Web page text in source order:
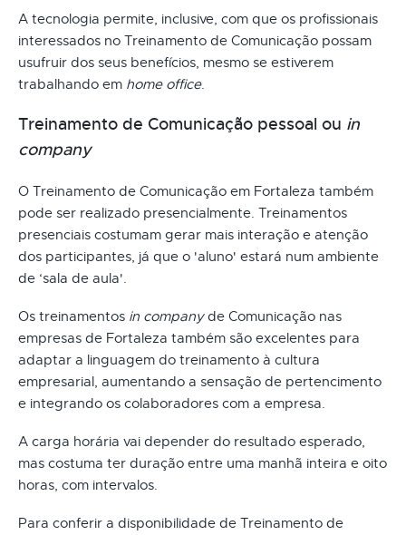
A tecnologia permite, inclusive, com que os profissionais
interessados no Treinamento de Comunicação possam
usufruir dos seus benefícios, mesmo se estiverem
trabalhando em home office.
Treinamento de Comunicação pessoal ou in
company
O Treinamento de Comunicação em Fortaleza também
pode ser realizado presencialmente. Treinamentos
presenciais costumam gerar mais interação e atenção
dos participantes, já que o 'aluno' estará num ambiente
de ‘sala de aula'.
Os treinamentos in companyde Comunicação nas
empresas de Fortaleza também são excelentes para
adaptar a linguagem do treinamento à cultura
empresarial, aumentando a sensação de pertencimento
e integrando os colaboradores com a empresa.
A carga horária vai depender do resultado esperado,
mas costuma ter duração entre uma manhã inteira e oito
horas, com intervalos.
Para conferir a disponibilidade de Treinamento de